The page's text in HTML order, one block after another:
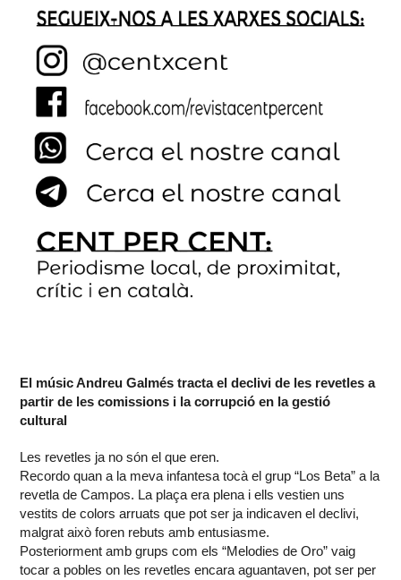
El músic Andreu Galmés tracta el declivi de les revetles a
partir de les comissions i la corrupció en la gestió
cultural
Les revetles ja no són el que eren.
Recordo quan a la meva infantesa tocà el grup “Los Beta” a la
revetla de Campos. La plaça era plena i ells vestien uns
vestits de colors arruats que pot ser ja indicaven el declivi,
malgrat això foren rebuts amb entusiasme.
Posteriorment amb grups com els “Melodies de Oro” vaig
tocar a pobles on les revetles encara aguantaven, pot ser per